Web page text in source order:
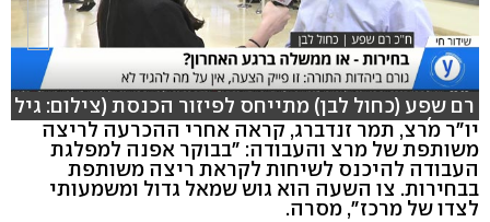
רם שפע (כחול לבן) מתייחס לפיזור הכנסת (צילום: גיל
יוחנן)
יו"ר מרצ, תמר זנדברג, קראה אחרי ההכרעה לריצה
משותפת של מרצ והעבודה: "בבוקר אפנה למפלגת
העבודה להיכנס לשיחות לקראת ריצה משותפת
בבחירות. צו השעה הוא גוש שמאל גדול ומשמעותי
לצדו של מרכז", מסרה.